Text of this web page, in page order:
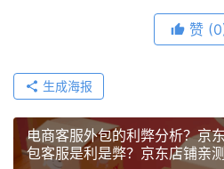
赞
生成海报
电商客服外包的利弊分析？京
包客服是利是弊？京东店铺亲